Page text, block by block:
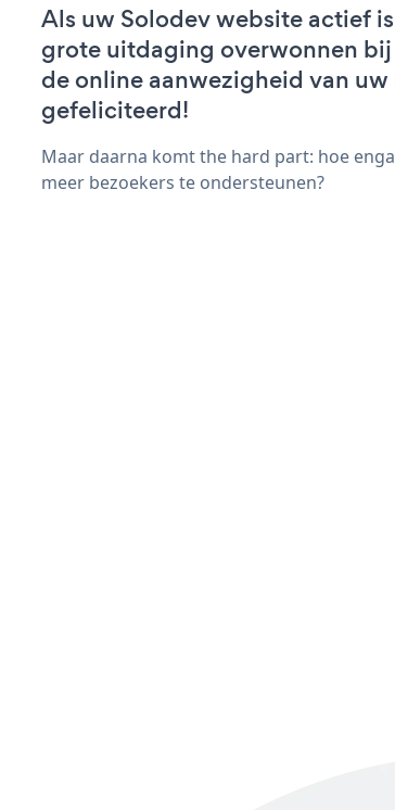
Als uw Solodev website actief
grote uitdaging overwonnen
de online aanwezigheid van
gefeliciteerd!
Maar daarna komt the hard part: hoe
meer bezoekers te ondersteunen?